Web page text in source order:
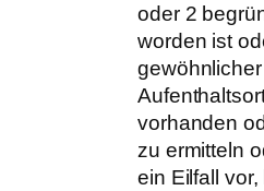
oder 2
worden ist
gewöhnlicher
vorhanden
zu ermitteln
ein Eilfall vor,